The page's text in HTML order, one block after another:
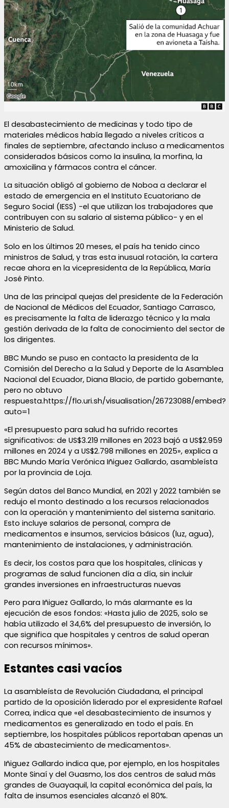
El desabastecimiento de medicinas y todo tipo de
materiales médicos había llegado a niveles críticos a
finales de septiembre, afectando incluso a medicamentos
considerados básicos como la insulina, la morfina, la
amoxicilina y fármacos contra el cáncer.
La situación obligó al gobierno de Noboa a declarar el
estado de emergencia en el Instituto Ecuatoriano de
Seguro Social (IESS) -el que utilizan los trabajadores que
contribuyen con su salario al sistema público- y en el
Ministerio de Salud.
Solo en los últimos 20 meses, el país ha tenido cinco
ministros de Salud, y tras esta inusual rotación, la cartera
recae ahora en la vicepresidenta de la República, María
José Pinto.
Una de las principal quejas del presidente de la Federación
de Nacional de Médicos del Ecuador, Santiago Carrasco,
es precisamente la falta de liderazgo técnico y la mala
gestión derivada de la falta de conocimiento del sector de
los dirigentes.
BBC Mundo se puso en contacto la presidenta de la
Comisión del Derecho a la Salud y Deporte de la Asamblea
Nacional del Ecuador, Diana Blacio, de partido gobernante,
pero no obtuvo
respuesta.https://flo.uri.sh/visualisation/26723088/embed?
auto=1
«El presupuesto para salud ha sufrido recortes
significativos: de US$3.219 millones en 2023 bajó a US$2.959
millones en 2024 y a US$2.798 millones en 2025», explica a
BBC Mundo María Verónica Iñiguez Gallardo, asambleísta
por la provincia de Loja.
Según datos del Banco Mundial, en 2021 y 2022 también se
redujo el monto destinado a los recursos relacionados
con la operación y mantenimiento del sistema sanitario.
Esto incluye salarios de personal, compra de
medicamentos e insumos, servicios básicos (luz, agua),
mantenimiento de instalaciones, y administración.
Es decir, los costos para que los hospitales, clínicas y
programas de salud funcionen día a día, sin incluir
grandes inversiones en infraestructuras nuevas
Pero para Iñiguez Gallardo, lo más alarmante es la
ejecución de esos fondos: «Hasta julio de 2025, solo se
había utilizado el 34,6% del presupuesto de inversión, lo
que significa que hospitales y centros de salud operan
con recursos mínimos».
Estantes casi vacíos
La asambleísta de Revolución Ciudadana, el principal
partido de la oposición liderado por el expresidente Rafael
Correa, indica que «el desabastecimiento de insumos y
medicamentos es generalizado en todo el país. En
septiembre, los hospitales públicos reportaban apenas un
45% de abastecimiento de medicamentos».
Iñiguez Gallardo indica que, por ejemplo, en los hospitales
Monte Sinaí y del Guasmo, los dos centros de salud más
grandes de Guayaquil, la capital económica del país, la
falta de insumos esenciales alcanzó el 80%.